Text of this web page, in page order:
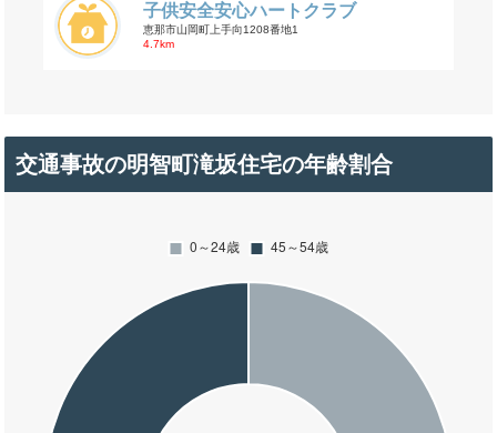
子供安全安心ハートクラブ
恵那市山岡町上手向1208番地1
4.7km
交通事故の明智町滝坂住宅の年齢割合